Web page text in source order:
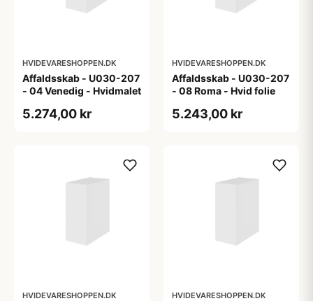
HVIDEVARESHOPPEN.DK
Affaldsskab - U030-207
- 04 Venedig - Hvidmalet
5.274,00 kr
HVIDEVARESHOPPEN.DK
Affaldsskab - U030-207
- 08 Roma - Hvid folie
5.243,00 kr
HVIDEVARESHOPPEN.DK HVIDEVARESHOPPEN.DK